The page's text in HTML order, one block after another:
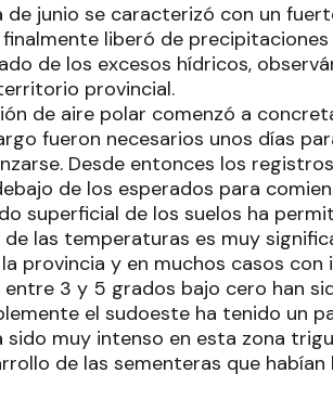
de junio se caracterizó con un
liberó de
de los excesos hídricos,
provincial.
de aire polar comenzó a
fueron necesarios unos días
Desde entonces los
de los esperados para
superficial de los suelos ha
las temperaturas es muy
provincia y en muchos casos con
entre 3 y 5 grados bajo cero han
el sudoeste ha tenido un
muy intenso en esta zona
de las sementeras que